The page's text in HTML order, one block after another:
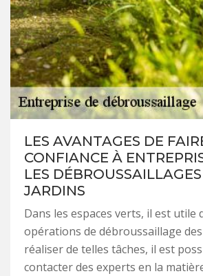
LES AVANTAGES DE
CONFIANCE À
LES
JARDINS
Dans les espaces verts, il est utile
opérations de débroussaillage
réaliser de telles tâches, il est
contacter des experts en la